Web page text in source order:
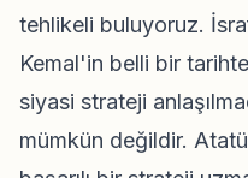
tehlikeli buluyoruz.
Kemal'in belli bir
siyasi strateji
mümkün değildir.